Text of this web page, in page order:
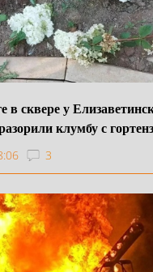
в сквере у
клумбу с
3